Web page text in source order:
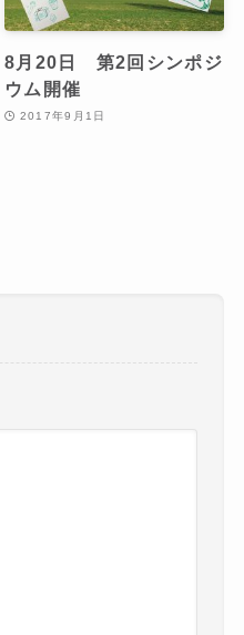
8月20日 第2回シンポジ
ウム開催
2017年9月1日